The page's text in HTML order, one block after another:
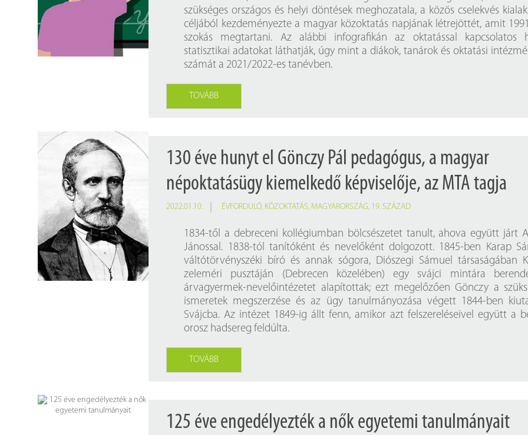
Findura Imre-díszoklevéllel kitüntetett kollégáink
Online katalógus Próbahozzáférések Kitekintő
Könyvtári
szükséges országos és helyi döntések meghozatala, a közös cselekvés
céljából kezdeményezte a magyar közoktatás napjának létrejöttét, amit
szokás megtartani. Az alábbi infografikán az oktatással kapcsolatos
statisztikai adatokat láthatják, úgy mint a diákok, tanárok és oktatási
számát a 2021/2022-es tanévben.
TOVÁBB
130 éve hunyt el Gönczy Pál pedagógus, a magyar
népoktatásügy kiemelkedő képviselője, az MTA tagja
2022.01.10. ÉVFORDULÓ, KÖZOKTATÁS, MAGYARORSZÁG, 19. SZÁZAD
1834-től a debreceni kollégiumban bölcsészetet tanult, ahova együtt járt
Jánossal. 1838-tól tanítóként és nevelőként dolgozott. 1845-ben Karap
váltótörvényszéki bíró és annak sógora, Diószegi Sámuel társaságában
zeleméri pusztáján (Debrecen közelében) egy svájci mintára
árvagyermek-nevelőintézetet alapítottak; ezt megelőzően Gönczy a
ismeretek megszerzése és az ügy tanulmányozása végett 1844-ben
Svájcba. Az intézet 1849-ig állt fenn, amikor azt felszereléseivel együtt a
orosz hadsereg feldúlta.
TOVÁBB
125 éve engedélyezték a nők egyetemi tanulmányait